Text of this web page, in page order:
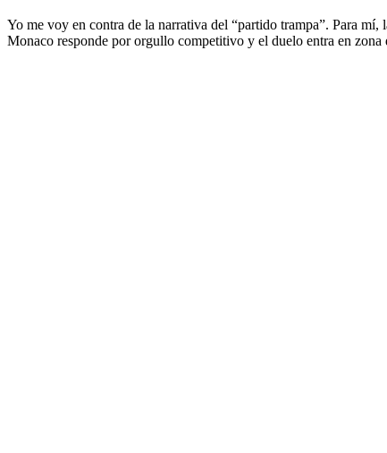
Yo me voy en contra de la narrativa del “partido trampa”. Para
Monaco responde por orgullo competitivo y el duelo entra en